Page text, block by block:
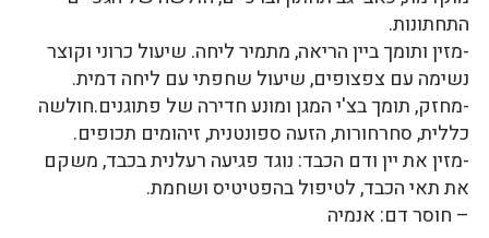
התחתונות.
-מזין ותומך ביין הריאה, מתמיר ליחה. שיעול כרוני וקוצר
נשימה עם צפצופים, שיעול שחפתי עם ליחה דמית.
-מחזק, תומך בצ'י המגן ומונע חדירה של פתוגנים.חולשה
כללית, סחרחורות, הזעה ספונטנית, זיהומים תכופים.
-מזין את יין ודם הכבד: נוגד פגיעה רעלנית בכבד, משקם
את תאי הכבד, לטיפול בהפטיטיס ושחמת.
– חוסר דם: אנמיה